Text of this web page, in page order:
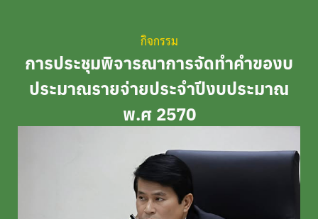
กิจกรรม
การประชุมพิจารณาการจัดทำคำของบ
ประมาณรายจ่ายประจำปีงบประมาณ
พ.ศ 2570